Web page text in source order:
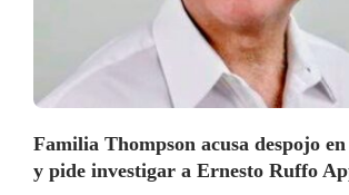
Familia Thompson acusa despojo
y pide investigar a Ernesto Ruffo